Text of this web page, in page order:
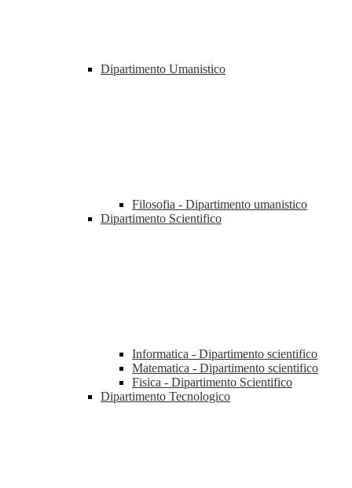
Dipartimento Umanistico
Filosofia - Dipartimento umanistico
Dipartimento Scientifico
Informatica - Dipartimento scientifico
Matematica - Dipartimento scientifico
Fisica - Dipartimento Scientifico
Dipartimento Tecnologico